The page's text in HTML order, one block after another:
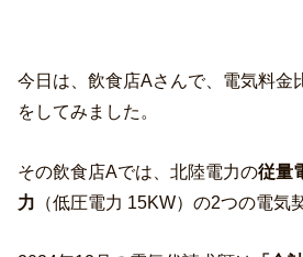
今日は、飲食店Aさんで、電気料金
をしてみました。
その飲食店Aでは、北陸電力の従量
力 （低圧電力 15KW）の2つの電気